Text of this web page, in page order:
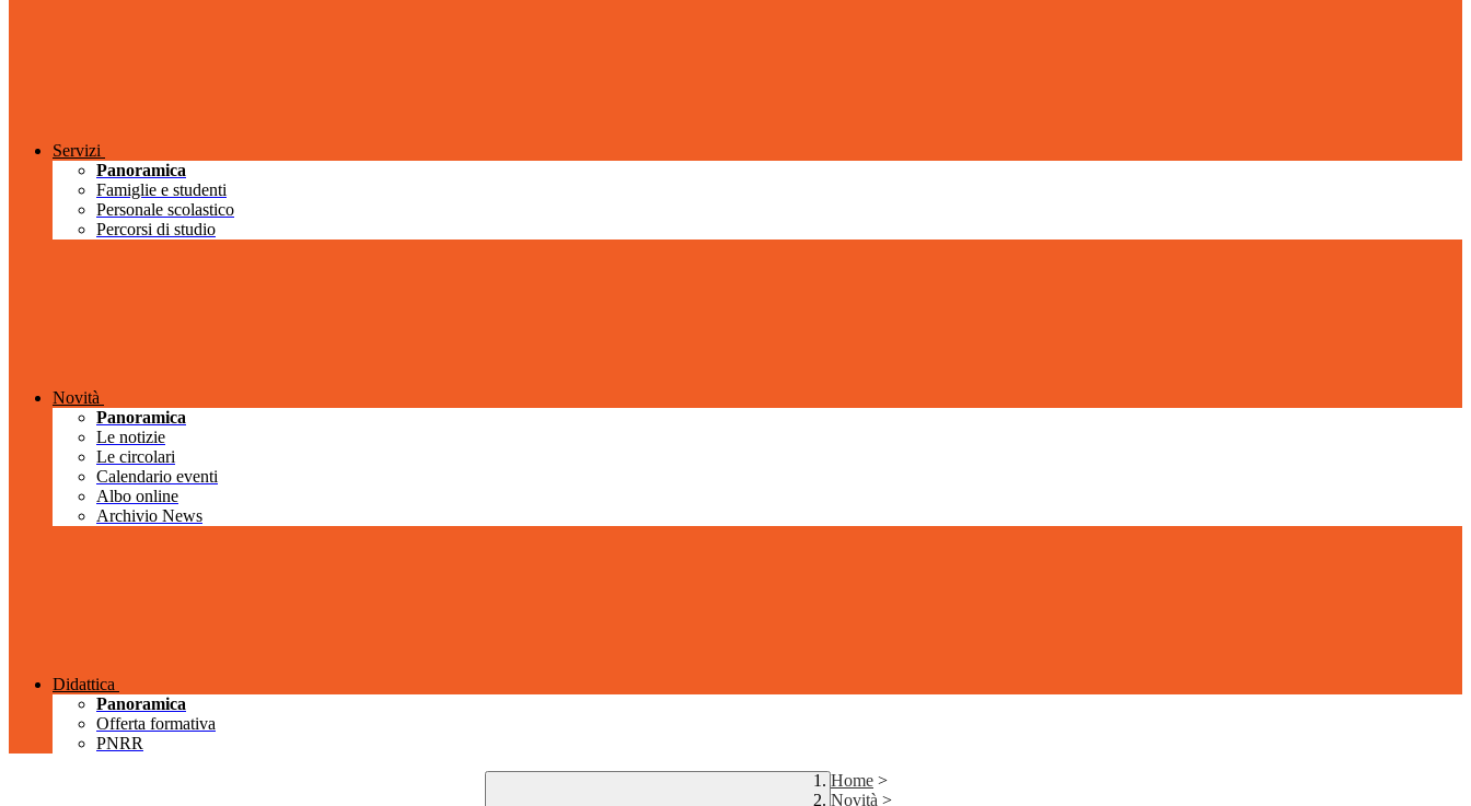
Servizi
Panoramica
Famiglie e studenti
Personale scolastico
Percorsi di studio
Novità
Panoramica
Le notizie
Le circolari
Calendario eventi
Albo online
Archivio News
Didattica
Panoramica
Offerta formativa
PNRR
Home >
Novità >